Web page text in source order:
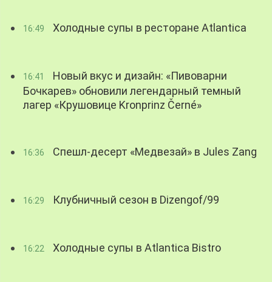
16:49 Холодные супы в ресторане Atlantica
16:41
Новый вкус и дизайн: «Пивоварни
Бочкарев» обновили легендарный темный
лагер «Крушовице Kronprinz Černé»
16:36 Спешл-десерт «Медвезай» в Jules Zang
16:29 Клубничный сезон в Dizengof/99
16:22 Холодные супы в Atlantica Bistro